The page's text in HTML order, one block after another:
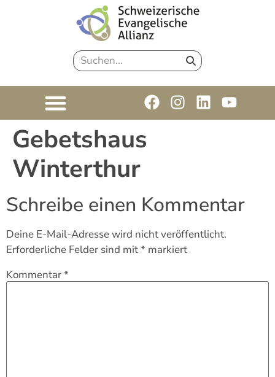
Gebetshaus
Winterthur
Schreibe einen Kommentar
Deine E-Mail-Adresse wird nicht veröffentlicht.
Erforderliche Felder sind mit* markiert
Kommentar*